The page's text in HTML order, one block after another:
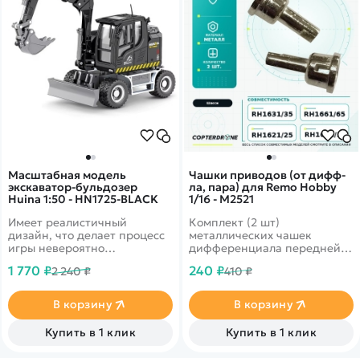
докупить 2 АА батарейки в
пульт, зарядить аккумулятор
и можно ехать.
Масштабная модель
экскаватор-бульдозер
Huina 1:50 - HN1725-BLACK
Имеет реалистичный
дизайн, что делает процесс
игры невероятно
1 770 ₽2 240 ₽
В корзину
Купить в 1 клик
Чашки приводов (от дифф-
ла, пара) для Remo Hobby
1/16 - M2521
Комплект (2 шт)
металлических чашек
дифференциала передней/
Remo Hobby масштаба 1/16:
Rocket RH1621.
240 ₽410 ₽
В корзину
Купить в 1 клик